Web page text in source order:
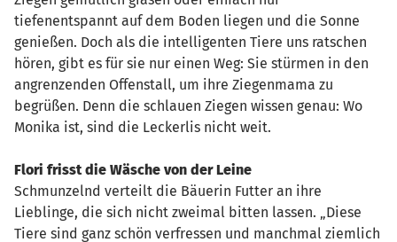
tiefenentspannt auf dem Boden liegen und die Sonne
genießen. Doch als die intelligenten Tiere uns ratschen
hören, gibt es für sie nur einen Weg: Sie stürmen in den
angrenzenden Offenstall, um ihre Ziegenmama zu
begrüßen. Denn die schlauen Ziegen wissen genau: Wo
Monika ist, sind die Leckerlis nicht weit.
Flori frisst die Wäsche von der Leine
Schmunzelnd verteilt die Bäuerin Futter an ihre
Lieblinge, die sich nicht zweimal bitten lassen. „Diese
Tiere sind ganz schön verfressen und manchmal ziemlich